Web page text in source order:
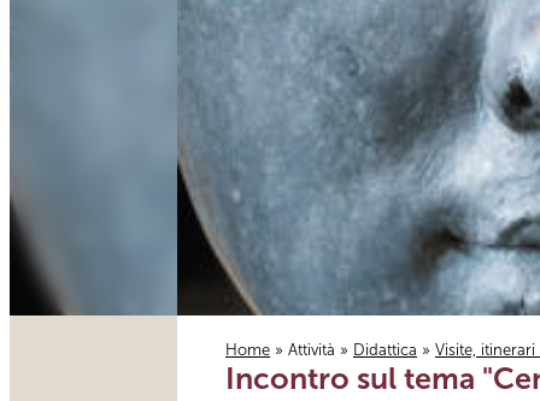
Tu sei qui
Home » Attività » Didattica » Visite,
Incontro sul tema